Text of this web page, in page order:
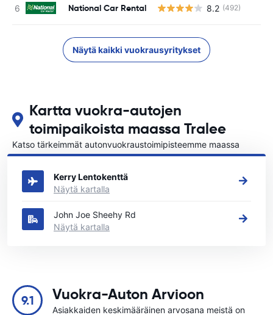
National Car Rental 8.2 (492)
Näytä kaikki vuokrausyritykset
Kartta vuokra-autojen
toimipaikoista maassa Tralee
Katso tärkeimmät autonvuokraustoimipisteemme maassa
Tralee
Kerry Lentokenttä
Näytä kartalla
John Joe Sheehy Rd
Näytä kartalla
9.1 Vuokra-Auton Arvioon
Asiakkaiden keskimääräinen arvosana meistä on